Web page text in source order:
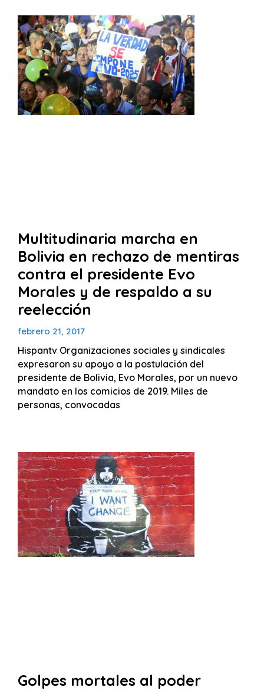
Multitudinaria marcha en
Bolivia en rechazo de mentiras
contra el presidente Evo
Morales y de respaldo a su
reelección
febrero 21, 2017
Hispantv Organizaciones sociales y sindicales
expresaron su apoyo a la postulación del
presidente de Bolivia, Evo Morales, por un nuevo
mandato en los comicios de 2019. Miles de
personas, convocadas
Golpes mortales al poder